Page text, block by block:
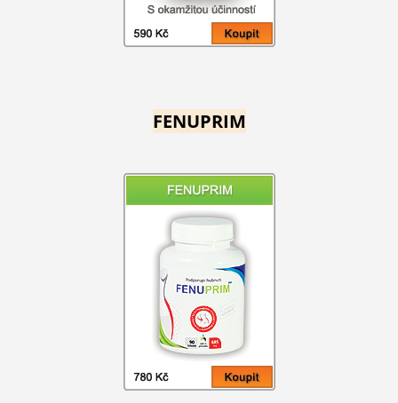
FENUPRIM